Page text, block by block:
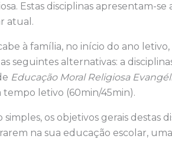
Estas disciplinas apresentam-
atual.
à família, no início do ano
seguintes alternativas: a
Educação Moral Religiosa
tempo letivo (60min/45min).
os objetivos gerais destas
na sua educação escolar,